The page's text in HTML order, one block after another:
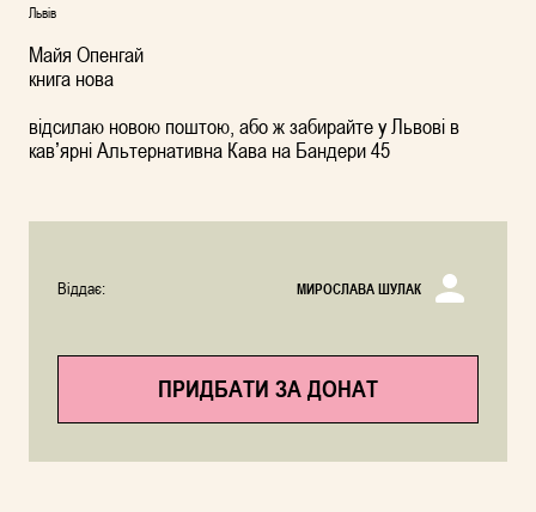
Львів
Майя Опенгай
книга нова
відсилаю новою поштою, або ж забирайте у Львові в
кавʼярні Альтернативна Кава на Бандери 45
Віддає: МИРОСЛАВА ШУЛАК
ПРИДБАТИ ЗА ДОНАТ